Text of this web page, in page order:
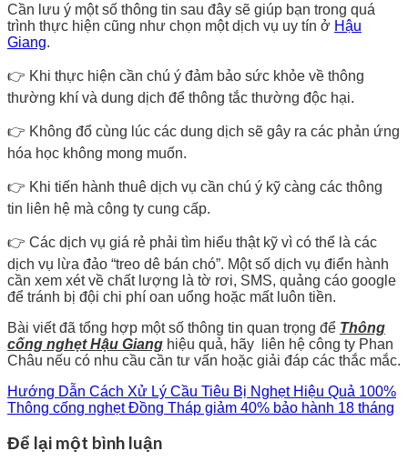
Cần lưu ý một số thông tin sau đây sẽ giúp bạn trong quá
trình thực hiện cũng như chọn một dịch vụ uy tín ở Hậu
Giang.
👉 Khi thực hiện cần chú ý đảm bảo sức khỏe về thông
thường khí và dung dịch để thông tắc thường độc hại.
👉 Không đổ cùng lúc các dung dịch sẽ gây ra các phản ứng
hóa học không mong muốn.
👉 Khi tiến hành thuê dịch vụ cần chú ý kỹ càng các thông
tin liên hệ mà công ty cung cấp.
👉 Các dịch vụ giá rẻ phải tìm hiểu thật kỹ vì có thể là các
dịch vụ lừa đảo “treo dê bán chó”. Một số dịch vụ điển hành
cần xem xét về chất lượng là tờ rơi, SMS, quảng cáo google
để tránh bị đội chi phí oan uổng hoặc mất luôn tiền.
Bài viết đã tổng hợp một số thông tin quan trọng để Thông
cống nghẹt Hậu Giang hiệu quả, hãy liên hệ công ty Phan
Châu nếu có nhu cầu cần tư vấn hoặc giải đáp các thắc mắc.
Hướng Dẫn Cách Xử Lý Cầu Tiêu Bị Nghẹt Hiệu Quả 100%
Thông cống nghẹt Đồng Tháp giảm 40% bảo hành 18 tháng
Để lại một bình luận